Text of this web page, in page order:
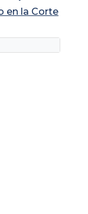
en la Corte